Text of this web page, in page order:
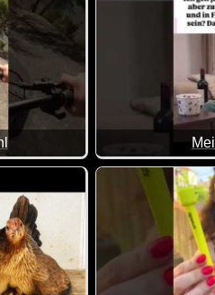
zum trinken
ganz schlecht :-)
Ab und zu